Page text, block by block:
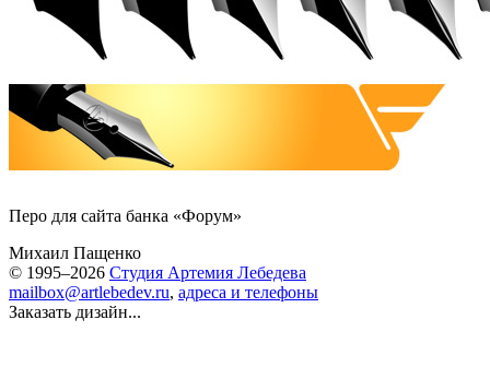
Перо для сайта банка «Форум»
Михаил Пащенко
© 1995–2026 Студия Артемия Лебедева
mailbox@artlebedev.ru, адреса и телефоны
Заказать дизайн...